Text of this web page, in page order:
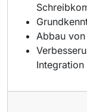
Abbau
Integration